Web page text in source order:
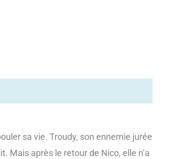
sa vie. Troudy, son ennemie jurée
Mais après le retour de Nico, elle n’a